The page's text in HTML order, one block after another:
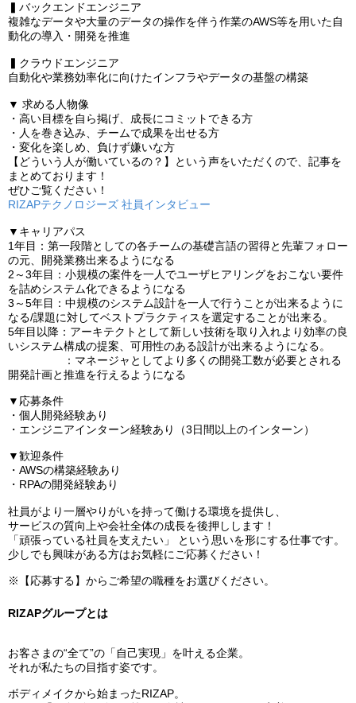
▍バックエンドエンジニア
複雑なデータや大量のデータの操作を伴う作業のAWS等を用いた自
動化の導入・開発を推進
▍クラウドエンジニア
自動化や業務効率化に向けたインフラやデータの基盤の構築
▼ 求める人物像
・高い目標を自ら掲げ、成長にコミットできる方
・人を巻き込み、チームで成果を出せる方
・変化を楽しめ、負けず嫌いな方
【どういう人が働いているの？】という声をいただくので、記事を
まとめております！
ぜひご覧ください！
RIZAPテクノロジーズ 社員インタビュー
▼キャリアパス
1年目：第一段階としての各チームの基礎言語の習得と先輩フォロー
の元、開発業務出来るようになる
2～3年目：小規模の案件を一人でユーザヒアリングをおこない要件
を詰めシステム化できるようになる
3～5年目：中規模のシステム設計を一人で行うことが出来るように
なる/課題に対してベストプラクティスを選定することが出来る。
5年目以降：アーキテクトとして新しい技術を取り入れより効率の良
いシステム構成の提案、可用性のある設計が出来るようになる。
：マネージャとしてより多くの開発工数が必要とされる
開発計画と推進を行えるようになる
▼応募条件
・個人開発経験あり
・エンジニアインターン経験あり（3日間以上のインターン）
▼歓迎条件
・AWSの構築経験あり
・RPAの開発経験あり
社員がより一層やりがいを持って働ける環境を提供し、
サービスの質向上や会社全体の成長を後押しします！
「頑張っている社員を支えたい」 という思いを形にする仕事です。
少しでも興味がある方はお気軽にご応募ください！
※【応募する】からご希望の職種をお選びください。
RIZAPグループとは
お客さまの“全て”の「自己実現」を叶える企業。
それが私たちの目指す姿です。
ボディメイクから始まったRIZAP。